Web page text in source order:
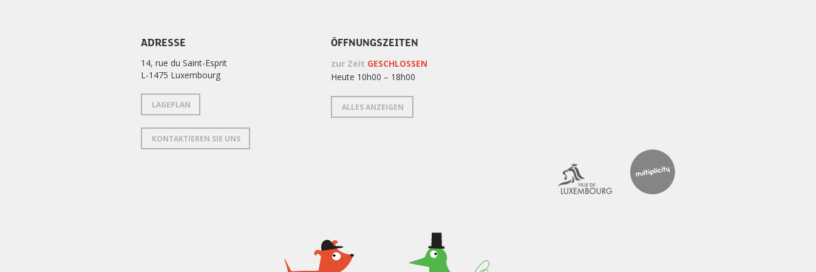
ADRESSE
14, rue du Saint-Esprit
L-1475 Luxembourg
LAGEPLAN
KONTAKTIEREN SIE UNS
ÖFFNUNGSZEITEN
zur Zeit GESCHLOSSEN
Heute 10h00 – 18h00
ALLES ANZEIGEN